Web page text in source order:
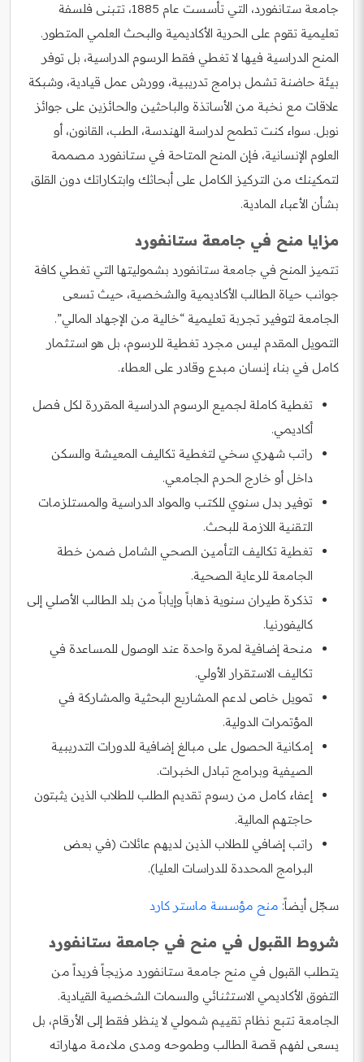
جامعة ستانفورد، التي تأسست عام 1885، تتبنى فلسفة
تعليمية تقوم على الحرية الأكاديمية والبحث العلمي المتطور.
المنح الدراسية فيها لا تغطي فقط الرسوم الدراسية، بل توفر
بيئة حاضنة تشمل برامج تدريبية، وورش عمل قيادية، وشبكة
علاقات مع نخبة من الأساتذة والباحثين والحائزين على جوائز
نوبل. سواء كنت تطمح لدراسة الهندسة، الطب، القانون، أو
العلوم الإنسانية، فإن المنح المتاحة في ستانفورد مصممة
لتمكينك من التركيز الكامل على أبحاثك وابتكاراتك دون القلق
بشأن الأعباء المادية.
مزايا منح في جامعة ستانفورد
تتميز المنح في جامعة ستانفورد بشموليتها التي تغطي كافة
جوانب حياة الطالب الأكاديمية والشخصية، حيث تسعى
الجامعة لتوفير تجربة تعليمية “خالية من الإجهاد المالي”.
التمويل المقدم ليس مجرد تغطية للرسوم، بل هو استثمار
كامل في بناء إنسان مبدع وقادر على العطاء.
تغطية كاملة لجميع الرسوم الدراسية المقررة لكل فصل
أكاديمي.
راتب شهري سخي لتغطية تكاليف المعيشة والسكن
داخل أو خارج الحرم الجامعي.
توفير بدل سنوي للكتب والمواد الدراسية والمستلزمات
التقنية اللازمة للبحث.
تغطية تكاليف التأمين الصحي الشامل ضمن خطة
الجامعة للرعاية الصحية.
تذكرة طيران سنوية ذهاباً وإياباً من بلد الطالب الأصلي إلى
كاليفورنيا.
منحة إضافية لمرة واحدة عند الوصول للمساعدة في
تكاليف الاستقرار الأولي.
تمويل خاص لدعم المشاريع البحثية والمشاركة في
المؤتمرات الدولية.
إمكانية الحصول على مبالغ إضافية للدورات التدريبية
الصيفية وبرامج تبادل الخبرات.
إعفاء كامل من رسوم تقديم الطلب للطلاب الذين يثبتون
حاجتهم المالية.
راتب إضافي للطلاب الذين لديهم عائلات (في بعض
البرامج المحددة للدراسات العليا).
سجّل أيضاً: منح مؤسسة ماستر كارد
شروط القبول في منح في جامعة ستانفورد
يتطلب القبول في منح جامعة ستانفورد مزيجاً فريداً من
التفوق الأكاديمي الاستثنائي والسمات الشخصية القيادية.
الجامعة تتبع نظام تقييم شمولي لا ينظر فقط إلى الأرقام، بل
يسعى لفهم قصة الطالب وطموحه ومدى ملاءمة مهاراته